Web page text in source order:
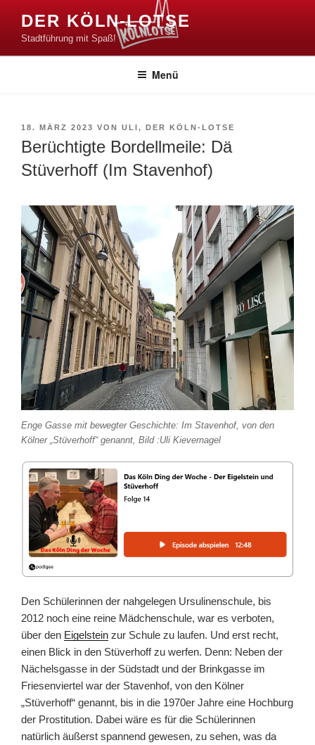
Inhalt
springen
DER KÖLN-LOTSE
Stadtführung mit Spaß!
Menü
VERÖFFENTLICHT
AM
18. MÄRZ 2023 VON ULI, DER KÖLN-LOTSE
Berüchtigte Bordellmeile: Dä
Stüverhoff (Im Stavenhof)
Enge Gasse mit bewegter Geschichte: Im Stavenhof, von den
Kölner „Stüverhoff“ genannt, Bild :Uli Kievernagel
Den Schülerinnen der nahgelegen Ursulinenschule, bis
2012 noch eine reine Mädchenschule, war es verboten,
über den Eigelstein zur Schule zu laufen. Und erst recht,
einen Blick in den Stüverhoff zu werfen. Denn: Neben der
Nächelsgasse in der Südstadt und der Brinkgasse im
Friesenviertel war der Stavenhof, von den Kölner
„Stüverhoff“ genannt, bis in die 1970er Jahre eine Hochburg
der Prostitution. Dabei wäre es für die Schülerinnen
natürlich äußerst spannend gewesen, zu sehen, was da